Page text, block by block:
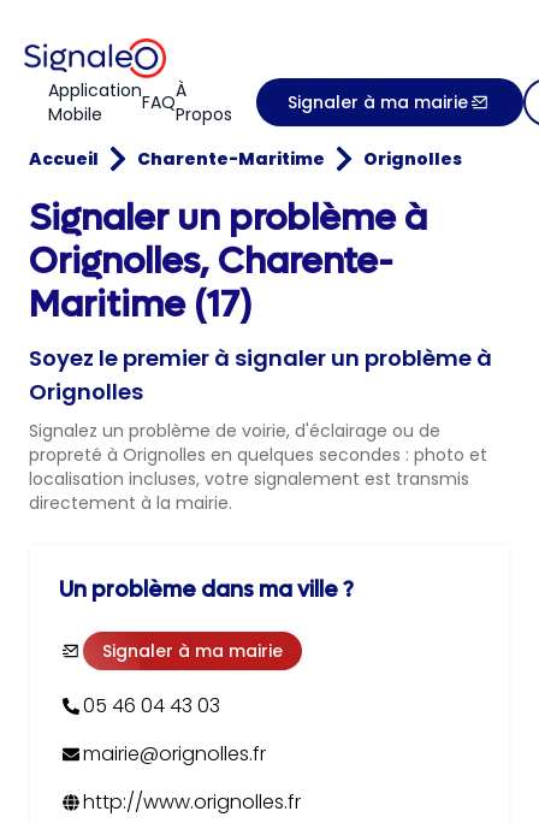
Application
Mobile
FAQÀ
Propos
Signaler à ma mairie
Accueil Charente-Maritime Orignolles
Signaler un problème à
Orignolles, Charente-
Maritime (17)
Soyez le premier à signaler un problème à
Orignolles
Signalez un problème de voirie, d'éclairage ou de
propreté à Orignolles en quelques secondes : photo et
localisation incluses, votre signalement est transmis
directement à la mairie.
Un problème dans ma ville ?
Signaler à ma mairie
05 46 04 43 03
mairie@orignolles.fr
http://www.orignolles.fr